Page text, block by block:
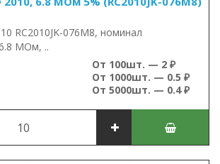
RC2010JK-076M8, номинал
МОм, ..
От 100шт. — 2 ₽
От 1000шт. — 0.5 ₽
От 5000шт. — 0.4 ₽